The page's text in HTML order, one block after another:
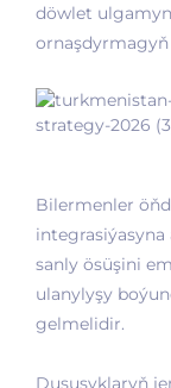
döwlet
Bilermenler
sanly ösüşini
ulanylyşy
gelmelidir.
Duşuşyklaryň